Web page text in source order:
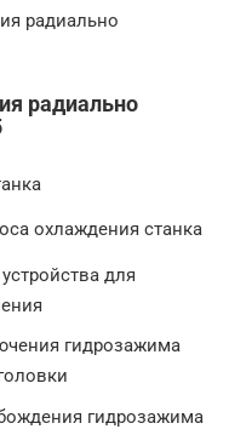
радиально
радиально
охлаждения станка
для
гидрозажима
гидрозажима